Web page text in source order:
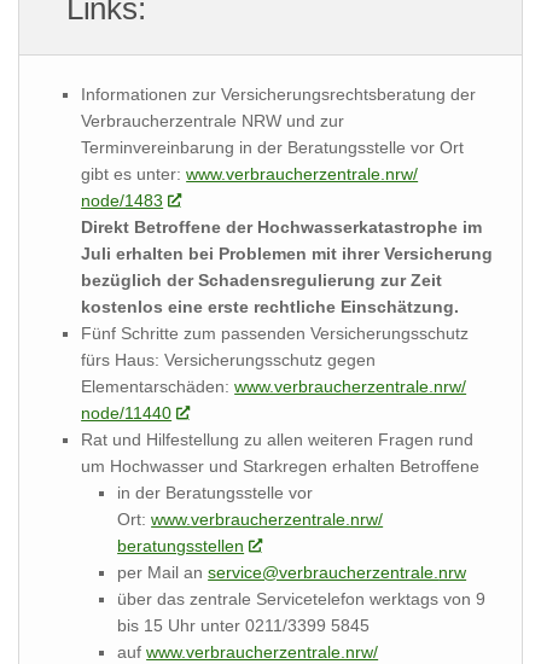
Links:
Informationen zur Versicherungsrechtsberatung der
Verbraucherzentrale NRW und zur
Terminvereinbarung in der Beratungsstelle vor Ort
gibt es unter:www.verbraucherzentrale.nrw/
node/1483
Direkt Betroffene der Hochwasserkatastrophe im
Juli erhalten bei Problemen mit ihrer Versicherung
bezüglich der Schadensregulierung zur Zeit
kostenlos eine erste rechtliche Einschätzung.
Fünf Schritte zum passenden Versicherungsschutz
fürs Haus: Versicherungsschutz gegen
Elementarschäden:www.verbraucherzentrale.nrw/
node/11440
Rat und Hilfestellung zu allen weiteren Fragen rund
um Hochwasser und Starkregen erhalten Betroffene
in der Beratungsstelle vor
Ort:www.verbraucherzentrale.nrw/
beratungsstellen
per Mail anservice@verbraucherzentrale. nrw
über das zentrale Servicetelefon werktags von 9
bis 15 Uhr unter 0211/3399 5845
aufwww.verbraucherzentrale.nrw/